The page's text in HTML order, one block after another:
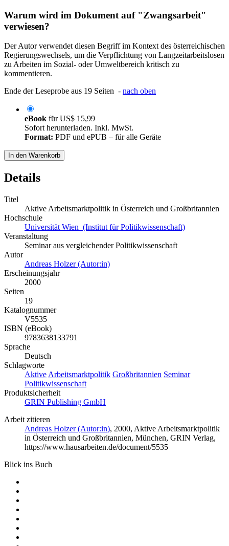
Warum wird im Dokument auf "Zwangsarbeit"
verwiesen?
Der Autor verwendet diesen Begriff im Kontext des österreichischen
Regierungswechsels, um die Verpflichtung von Langzeitarbeitslosen
zu Arbeiten im Sozial- oder Umweltbereich kritisch zu
kommentieren.
Ende der Leseprobe aus 19 Seiten - nach oben
eBook fürUS$ 15,99
Sofort herunterladen. Inkl. MwSt.
Format: PDF und ePUB – für alle Geräte
In den Warenkorb
Details
Titel
Aktive Arbeitsmarktpolitik in Österreich und Großbritannien
Hochschule
Universität Wien (Institut für Politikwissenschaft)
Veranstaltung
Seminar aus vergleichender Politikwissenschaft
Autor
Andreas Holzer (Autor:in)
Erscheinungsjahr
2000
Seiten
19
Katalognummer
V5535
ISBN (eBook)
9783638133791
Sprache
Deutsch
Schlagworte
Aktive Arbeitsmarktpolitik Großbritannien Seminar
Politikwissenschaft
Produktsicherheit
GRIN Publishing GmbH
Arbeit zitieren
Andreas Holzer (Autor:in), 2000, Aktive Arbeitsmarktpolitik
in Österreich und Großbritannien, München, GRIN Verlag,
https://www.hausarbeiten.de/document/5535
Blick ins Buch